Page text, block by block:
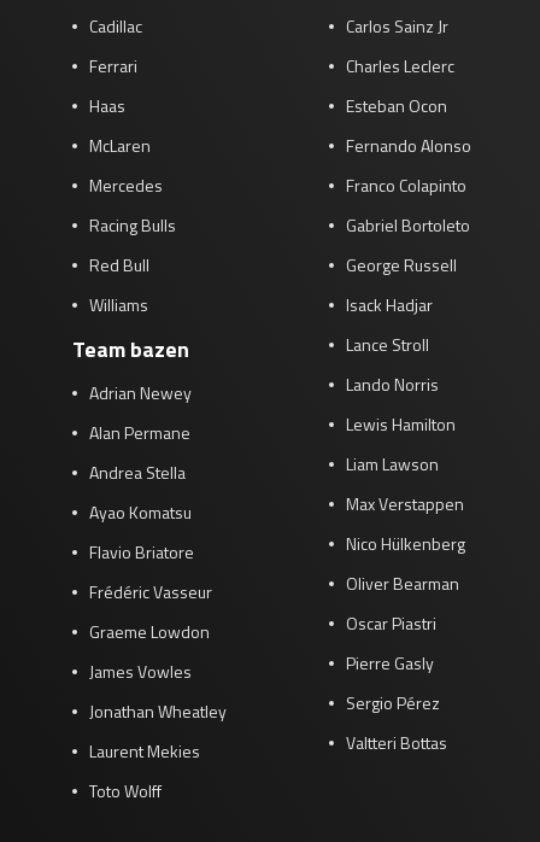
Cadillac
Ferrari
Haas
McLaren
Mercedes
Racing Bulls
Red Bull
Williams
Team bazen
Adrian Newey
Alan Permane
Andrea Stella
Ayao Komatsu
Flavio Briatore
Frédéric Vasseur
Graeme Lowdon
James Vowles
Jonathan Wheatley
Laurent Mekies
Toto Wolff
Carlos Sainz Jr
Charles Leclerc
Esteban Ocon
Fernando Alonso
Franco Colapinto
Gabriel Bortoleto
George Russell
Isack Hadjar
Lance Stroll
Lando Norris
Lewis Hamilton
Liam Lawson
Max Verstappen
Nico Hülkenberg
Oliver Bearman
Oscar Piastri
Pierre Gasly
Sergio Pérez
Valtteri Bottas